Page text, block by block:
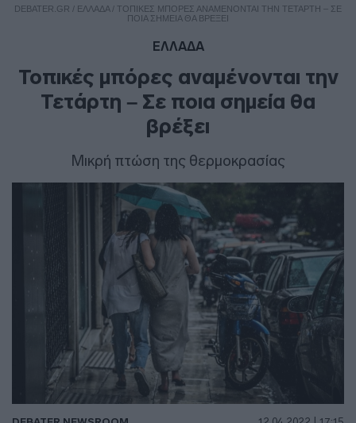
DEBATER.GR / ΕΛΛΑΔΑ/ ΤΟΠΙΚΈΣ ΜΠΌΡΕΣ ΑΝΑΜΈΝΟΝΤΑΙ ΤΗΝ ΤΕΤΆΡΤΗ – ΣΕ
ΠΟΙΑ ΣΗΜΕΊΑ ΘΑ ΒΡΈΞΕΙ
ΕΛΛΑΔΑ
Τοπικές μπόρες αναμένονται την
Τετάρτη – Σε ποια σημεία θα
βρέξει
Μικρή πτώση της θερμοκρασίας